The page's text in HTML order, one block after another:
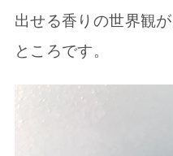
出せる香りの世界観
ところです。